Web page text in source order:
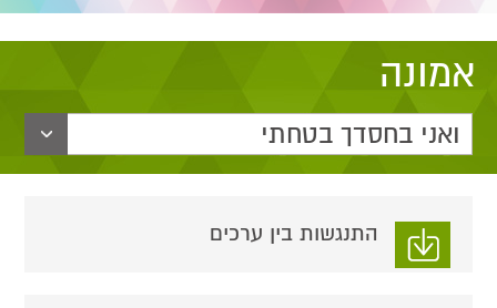
אמונה
ואני בחסדך בטחתי
התנגשות בין ערכים